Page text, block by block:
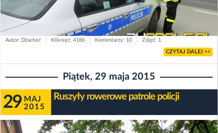
Autor: Dżacheć Kliknięć: 4186 Komentarzy: 10 Zdjęć: 1
CZYTAJ DALEJ >>
Piątek, 29 maja 2015
29 MAJ
2015
Ruszyły rowerowe patrole policji